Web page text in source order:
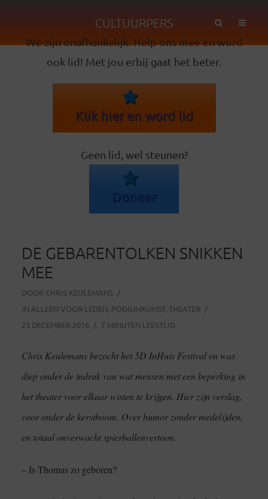
CULTUURPERS
We zijn onafhankelijk. Help ons mee en word
ook lid! Met jou erbij gaat het beter.
Klik hier en word lid
Geen lid, wel steunen?
Doneer
DE GEBARENTOLKEN SNIKKEN
MEE
DOOR CHRIS KEULEMANS
IN ALLEEN VOOR LEDEN, PODIUMKUNST, THEATER
23 DECEMBER 2016
7 MINUTEN LEESTIJD
Chris Keulemans bezocht het 5D InHuis Festival en was
diep onder de indruk van wat mensen met een beperking in
het theater voor elkaar wisten te krijgen. Hier zijn verslag,
voor onder de kerstboom. Over humor zonder medelijden,
en totaal onverwacht spierballenvertoon.
– Is Thomas zo geboren?